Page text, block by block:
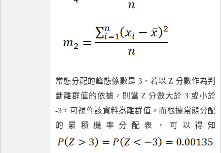
常態分配的峰態係數是 3，若以 Z 分數作為判
斷離群值的依據，則當 Z 分數大於 3 或小於
-3，可視作該資料為離群值。而根據常態分配
的累積機率分配表，可以得知